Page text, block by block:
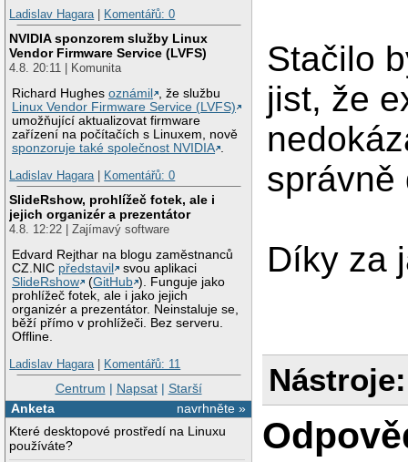
Ladislav Hagara| Komentářů: 0
NVIDIA sponzorem služby Linux
Vendor Firmware Service (LVFS)
4.8. 20:11 | Komunita
Richard Hughesoznámil
, že službu
Linux Vendor Firmware Service (LVFS)
umožňující aktualizovat firmware
zařízení na počítačích s Linuxem, nově
sponzoruje také společnost NVIDIA .
Ladislav Hagara| Komentářů: 0
SlideRshow, prohlížeč fotek, ale i
jejich organizér a prezentátor
4.8. 12:22 | Zajímavý software
Edvard Rejthar na blogu zaměstnanců
CZ.NIC představil
svou aplikaci
SlideRshow
(GitHub ). Funguje jako
prohlížeč fotek, ale i jako jejich
organizér a prezentátor. Neinstaluje se,
běží přímo v prohlížeči. Bez serveru.
Offline.
Ladislav Hagara| Komentářů: 11
Centrum | Napsat| Starší
navrhněte »
Anketa
Které desktopové prostředí na Linuxu
používáte?
Stačilo
jist, že
správně
Díky za
Nástroje: